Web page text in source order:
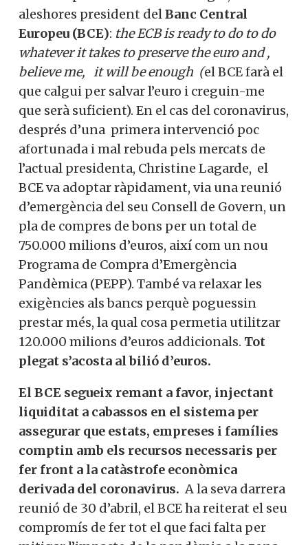
aleshores president del Banc Central
Europeu (BCE): the ECB is ready to do to do
whatever it takes to preserve the euro and ,
believe me, it will be enough (el BCE farà el
que calgui per salvar l’euro i creguin-me
que serà suficient). En el cas del coronavirus,
després d’una primera intervenció poc
afortunada i mal rebuda pels mercats de
l’actual presidenta, Christine Lagarde, el
BCE va adoptar ràpidament, via una reunió
d’emergència del seu Consell de Govern, un
pla de compres de bons per un total de
750.000 milions d’euros, així com un nou
Programa de Compra d’Emergència
Pandèmica (PEPP). També va relaxar les
exigències als bancs perquè poguessin
prestar més, la qual cosa permetia utilitzar
120.000 milions d’euros addicionals. Tot
plegat s’acosta al bilió d’euros.
El BCE segueix remant a favor, injectant
liquiditat a cabassos en el sistema per
assegurar que estats, empreses i famílies
comptin amb els recursos necessaris per
fer front a la catàstrofe econòmica
derivada del coronavirus. A la seva darrera
reunió de 30 d’abril, el BCE ha reiterat el seu
compromís de fer tot el que faci falta per